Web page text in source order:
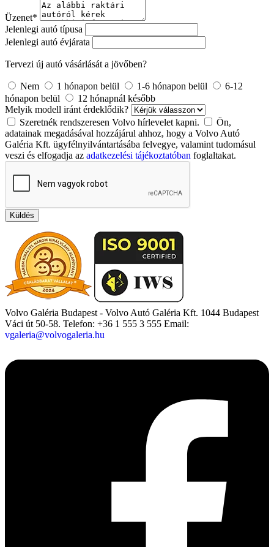
Üzenet*
Jelenlegi autó típusa
Jelenlegi autó évjárata
Tervezi új autó vásárlását a jövőben?
Nem 1 hónapon belül 1-6 hónapon belül
6-12
hónapon belül
12 hónapnál később
Melyik modell iránt érdeklődik?
Szeretnék rendszeresen Volvo hírlevelet kapni.
Ön,
adatainak megadásával hozzájárul ahhoz, hogy a Volvo Autó
Galéria Kft. ügyfélnyilvántartásába felvegye, valamint tudomásul
veszi és elfogadja az adatkezelési tájékoztatóban foglaltakat.
Küldés
Volvo Galéria Budapest - Volvo Autó Galéria Kft. 1044 Budapest
Váci út 50-58. Telefon: +36 1 555 3 555 Email:
vgaleria@volvogaleria.hu